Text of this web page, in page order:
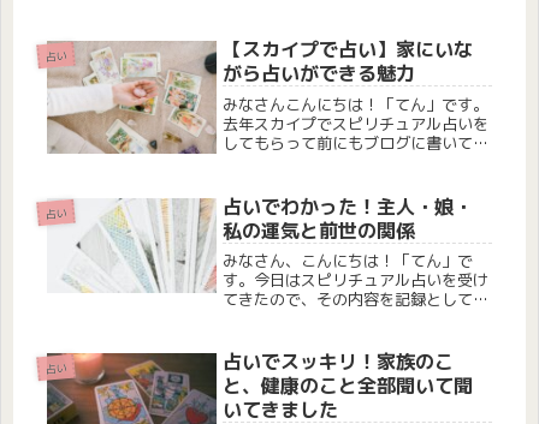
ってもらいたい事があって、先月占い
したのでその事など綴っていきたいと
思い...
占い
【スカイプで占い】家にいな
がら占いができる魅力
みなさんこんにちは！「てん」です。
去年スカイプでスピリチュアル占いを
してもらって前にもブログに書いてる
同じ占い師さんに占いしてもらいまし
た。なので今回は占いしてもらった事
に...
占い
占いでわかった！主人・娘・
私の運気と前世の関係
みなさん、こんにちは！「てん」で
す。今日はスピリチュアル占いを受け
てきたので、その内容を記録として残
味のある方は読んでいただけると嬉し
いです。今回お願いしたのは、いつも
みて...
占い
占いでスッキリ！家族のこ
と、健康のこと全部聞いて聞
いてきました